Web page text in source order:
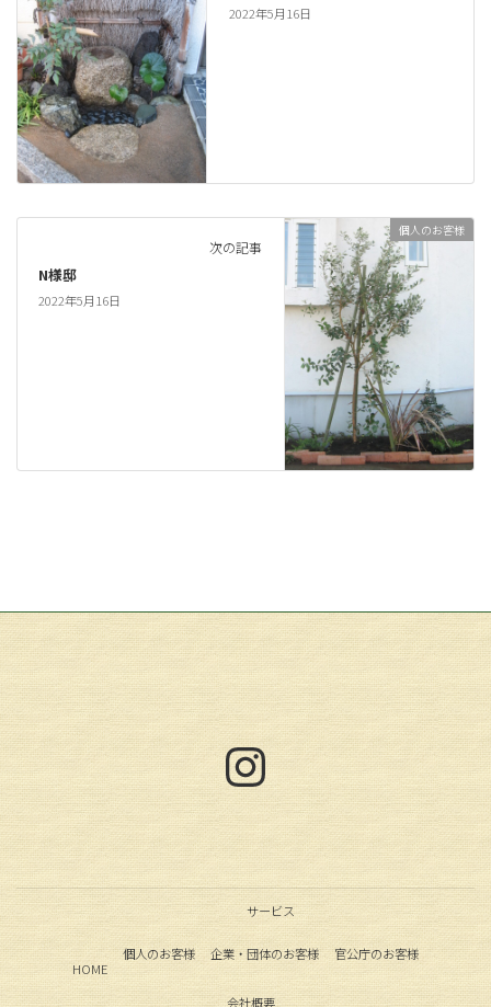
2022年5月16日
個人のお客様
次の記事
N様邸
2022年5月16日
Instagram
HOME
サービス
個人のお客様 企業・団体のお客様 官公庁のお客様
会社概要